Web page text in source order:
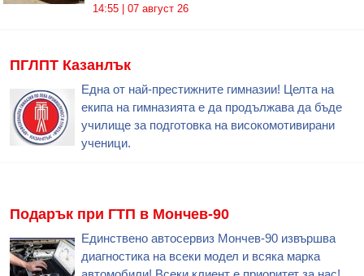
14:55 | 07 август 26
ПГЛПТ Казанлък
Една от най-престижните гимназии! Целта на
екипа на гимназията е да продължава да бъде
училище за подготовка на високомотивирани
ученици.
Подарък при ГТП в Мончев-90
Единствено автосервиз Мончев-90 извършва
диагностика на всеки модел и всяка марка